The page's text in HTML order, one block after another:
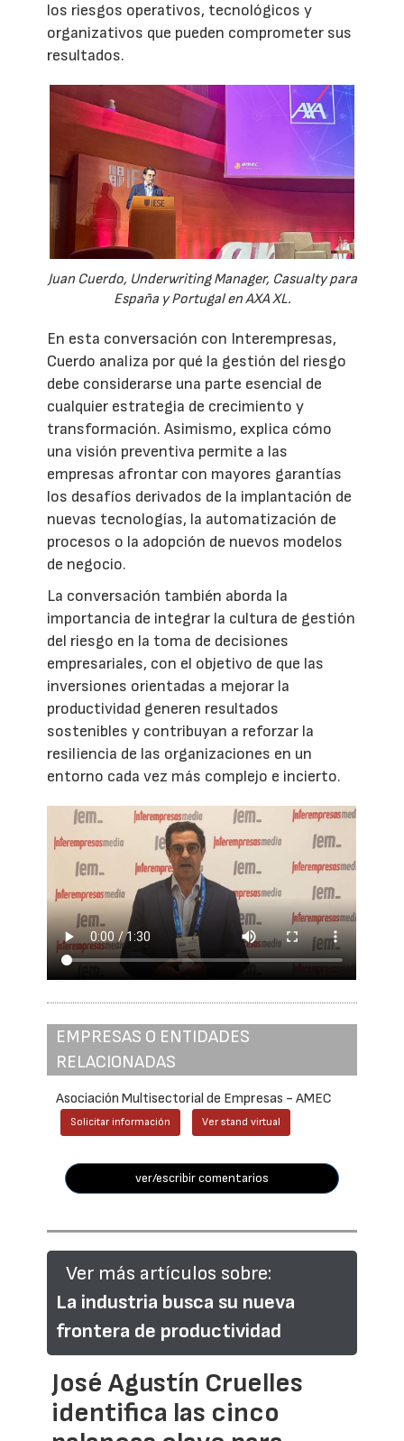
los riesgos operativos, tecnológicos y
organizativos que pueden comprometer sus
resultados.
Juan Cuerdo, Underwriting Manager, Casualty para
España y Portugal en AXA XL.
En esta conversación con Interempresas,
Cuerdo analiza por qué la gestión del riesgo
debe considerarse una parte esencial de
cualquier estrategia de crecimiento y
transformación. Asimismo, explica cómo
una visión preventiva permite a las
empresas afrontar con mayores garantías
los desafíos derivados de la implantación de
nuevas tecnologías, la automatización de
procesos o la adopción de nuevos modelos
de negocio.
La conversación también aborda la
importancia de integrar la cultura de gestión
del riesgo en la toma de decisiones
empresariales, con el objetivo de que las
inversiones orientadas a mejorar la
productividad generen resultados
sostenibles y contribuyan a reforzar la
resiliencia de las organizaciones en un
entorno cada vez más complejo e incierto.
EMPRESAS O ENTIDADES
RELACIONADAS
Asociación Multisectorial de Empresas - AMEC
Solicitar información Ver stand virtual
ver/escribir comentarios
Ver más artículos sobre:
La industria busca su nueva
frontera de productividad
José Agustín Cruelles
identifica las cinco